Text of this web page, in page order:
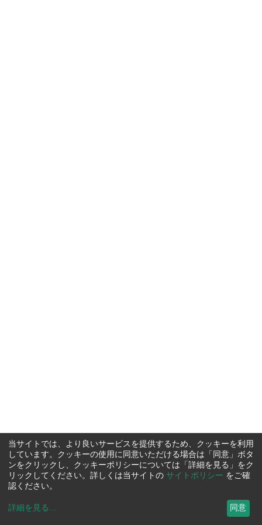
当サイトでは、より良いサービスを提供するため、クッキーを利用
しています。クッキーの使用に同意いただける場合は「同意」ボタ
ンをクリックし、クッキーポリシーについては「詳細を見る」をク
リックしてください。詳しくは当サイトの サイトポリシー をご確
認ください。
詳細を見る ... 同意